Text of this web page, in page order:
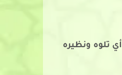
تلوه ونظيره